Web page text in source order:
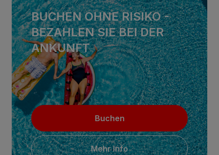
BUCHEN OHNE RISIKO -
BEZAHLEN SIE BEI ​​DER
ANKUNFT
Buchen
Mehr Info